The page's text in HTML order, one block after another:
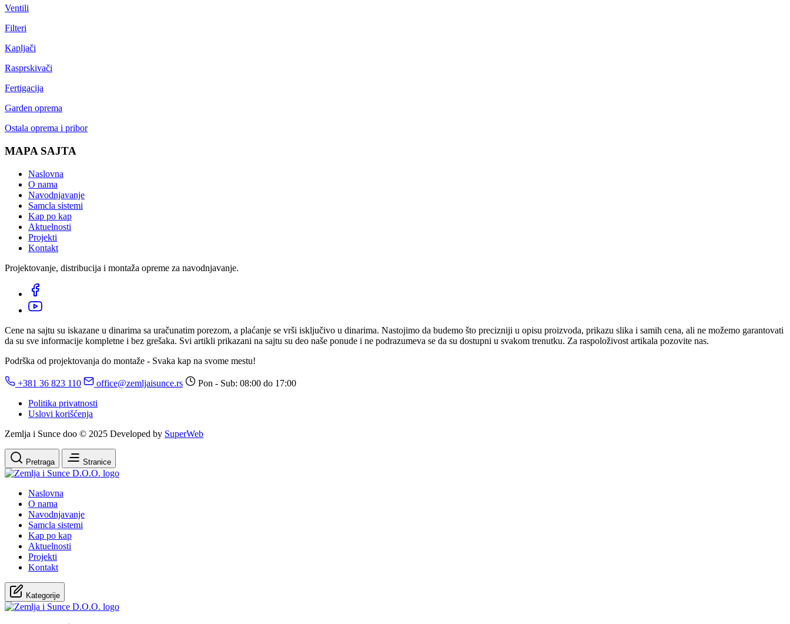
Ventili
Filteri
Kapljači
Rasprskivači
Fertigacija
Garden oprema
Ostala oprema i pribor
MAPA SAJTA
Naslovna
O nama
Navodnjavanje
Samcla sistemi
Kap po kap
Aktuelnosti
Projekti
Kontakt
Projektovanje, distribucija i montaža opreme za navodnjavanje.
Cene na sajtu su iskazane u dinarima sa uračunatim porezom, a plaćanje se vrši isključivo u dinarima. Nastojimo da budemo što precizniji u opisu proizvoda, prikazu slika i samih cena, ali ne možemo garantovati
da su sve informacije kompletne i bez grešaka. Svi artikli prikazani na sajtu su deo naše ponude i ne podrazumeva se da su dostupni u svakom trenutku. Za raspoloživost artikala pozovite nas.
Podrška od projektovanja do montaže - Svaka kap na svome mestu!
+381 36 823 110 office@zemljaisunce.rs
Pon - Sub: 08:00 do 17:00
Politika privatnosti
Uslovi korišćenja
Zemlja i Sunce doo © 2025 Developed by SuperWeb
Pretraga Stranice
Naslovna
O nama
Navodnjavanje
Samcla sistemi
Kap po kap
Aktuelnosti
Projekti
Kontakt
Kategorije